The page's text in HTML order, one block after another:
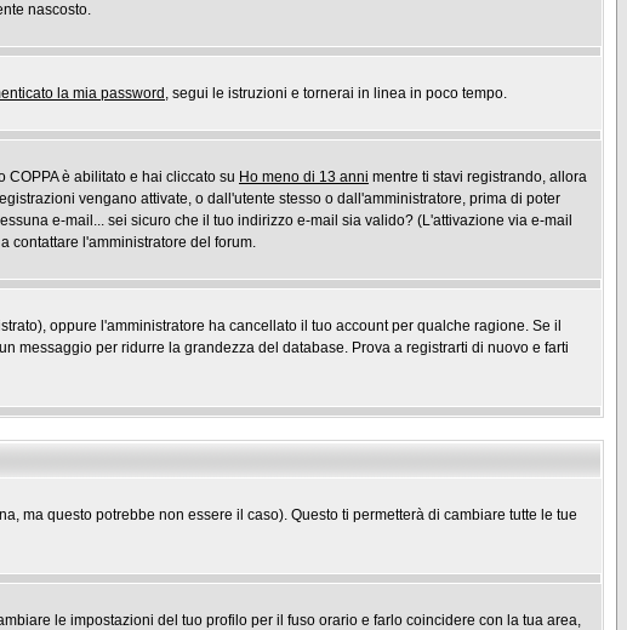
nascosto.
la mia password , segui le istruzioni e tornerai in linea in poco tempo.
è abilitato e hai cliccato su Ho meno di 13 anni mentre ti stavi registrando, allora
vengano attivate, o dall'utente stesso o dall'amministratore, prima di poter
e-mail... sei sicuro che il tuo indirizzo e-mail sia valido? (L'attivazione via e-mail
contattare l'amministratore del forum.
oppure l'amministratore ha cancellato il tuo account per qualche ragione. Se il
messaggio per ridurre la grandezza del database. Prova a registrarti di nuovo e farti
ma questo potrebbe non essere il caso). Questo ti permetterà di cambiare tutte le tue
le impostazioni del tuo profilo per il fuso orario e farlo coincidere con la tua area,